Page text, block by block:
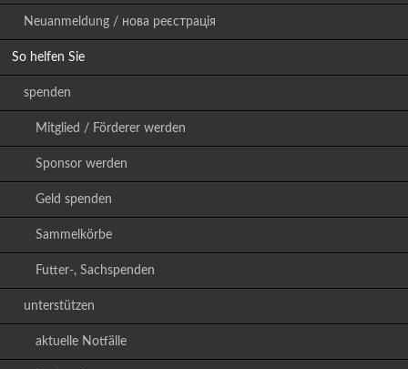
Neuanmeldung / нова реєстрація
So helfen Sie
spenden
Mitglied / Förderer werden
Sponsor werden
Geld spenden
Sammelkörbe
Futter-, Sachspenden
unterstützen
aktuelle Notfälle